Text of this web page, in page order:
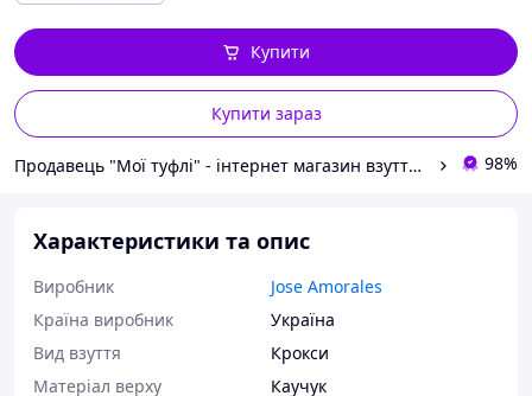
Купити зараз
Купити
Продавець "Мої туфлі" - інтернет магазин взуття на всі випадки життя. 98%
Характеристики та опис
Виробник
Jose Amorales
Країна виробник
Україна
Вид взуття
Крокси
Матеріал верху
Каучук